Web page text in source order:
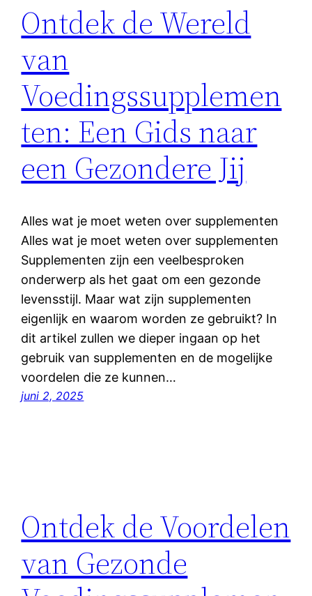
Ontdek de Wereld
van
Voedingssupplemen
ten: Een Gids naar
een Gezondere Jij
Alles wat je moet weten over supplementen
Alles wat je moet weten over supplementen
Supplementen zijn een veelbesproken
onderwerp als het gaat om een gezonde
levensstijl. Maar wat zijn supplementen
eigenlijk en waarom worden ze gebruikt? In
dit artikel zullen we dieper ingaan op het
gebruik van supplementen en de mogelijke
voordelen die ze kunnen…
juni 2, 2025
Ontdek de Voordelen
van Gezonde